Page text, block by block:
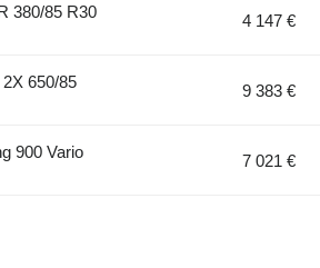
380/85 R30
4 147 €
650/85
9 383 €
900 Vario
7 021 €